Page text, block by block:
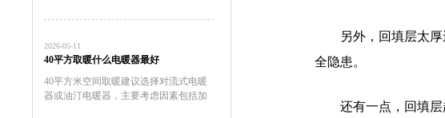
耗电量也大。温控器的档位应根据季节
调在3档上，具体要看你的...
2026-05-11
40平方取暖什么电暖器最好
40平方米空间取暖建议选择对流式电暖
器或油汀电暖器，主要考虑因素包括加
另外，回填层太
全隐患。
还有一点，回填